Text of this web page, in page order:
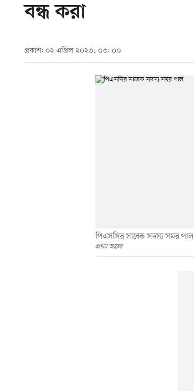
বন্ধ করা
প্রকাশ: ০২ এপ্রিল ২০২৩, ০৩: ০০
পিএসসির সাবেক সদস্য সমর পাল
প্রথম আলো